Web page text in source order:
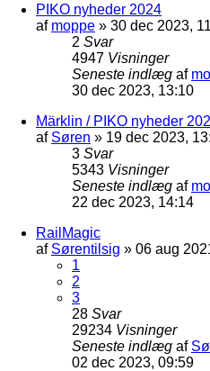
PIKO nyheder 2024
af moppe » 30 dec 2023,
2 Svar
4947 Visninger
Seneste indlæg af
30 dec 2023, 13:10
Märklin / PIKO nyheder
af Søren » 19 dec 2023,
3 Svar
5343 Visninger
Seneste indlæg af
22 dec 2023, 14:14
RailMagic
af Sørentilsig » 06 aug
1
2
3
28 Svar
29234 Visninger
Seneste indlæg af
02 dec 2023, 09:59